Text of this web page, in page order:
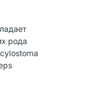
рода